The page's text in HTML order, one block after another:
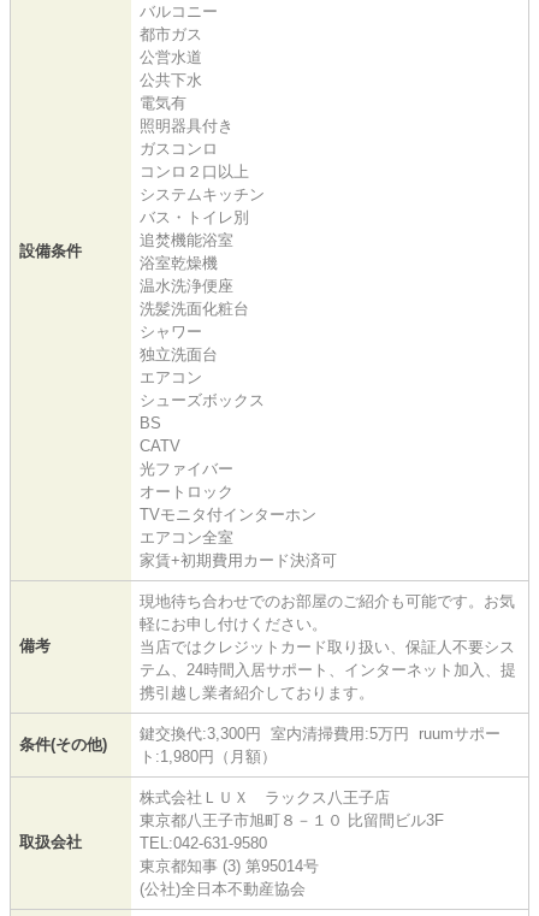
設備条件
バルコニー
都市ガス
公営水道
公共下水
電気有
照明器具付き
ガスコンロ
コンロ２口以上
システムキッチン
バス・トイレ別
追焚機能浴室
浴室乾燥機
温水洗浄便座
洗髪洗面化粧台
シャワー
独立洗面台
エアコン
シューズボックス
BS
CATV
光ファイバー
オートロック
TVモニタ付インターホン
エアコン全室
家賃+初期費用カード決済可
備考
現地待ち合わせでのお部屋のご紹介も可能です。お気
軽にお申し付けください。
当店ではクレジットカード取り扱い、保証人不要シス
テム、24時間入居サポート、インターネット加入、提
携引越し業者紹介しております。
条件(その他)
鍵交換代:3,300円 室内清掃費用:5万円 ruumサポー
ト:1,980円（月額）
取扱会社
株式会社ＬＵＸ ラックス八王子店
東京都八王子市旭町８－１０ 比留間ビル3F
TEL:042-631-9580
東京都知事 (3) 第95014号
(公社)全日本不動産協会